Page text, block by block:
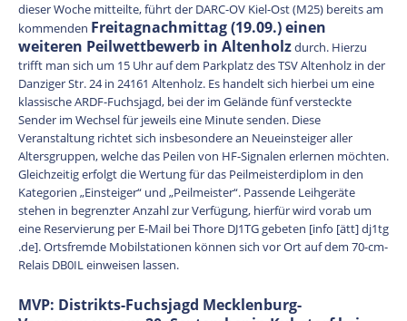
dieser Woche mitteilte, führt der DARC-OV Kiel-Ost (M25) bereits am
kommenden Freitagnachmittag (19.09.) einen
weiteren Peilwettbewerb in Altenholzdurch. Hierzu
trifft man sich um 15 Uhr auf dem Parkplatz des TSV Altenholz in der
Danziger Str. 24 in 24161 Altenholz. Es handelt sich hierbei um eine
klassische ARDF-Fuchsjagd, bei der im Gelände fünf versteckte
Sender im Wechsel für jeweils eine Minute senden. Diese
Veranstaltung richtet sich insbesondere an Neueinsteiger aller
Altersgruppen, welche das Peilen von HF-Signalen erlernen möchten.
Gleichzeitig erfolgt die Wertung für das Peilmeisterdiplom in den
Kategorien „Einsteiger“ und „Peilmeister“. Passende Leihgeräte
stehen in begrenzter Anzahl zur Verfügung, hierfür wird vorab um
eine Reservierung per E-Mail bei Thore DJ1TG gebeten [info [ätt] dj1tg
.de]. Ortsfremde Mobilstationen können sich vor Ort auf dem 70-cm-
Relais DB0IL einweisen lassen.
MVP: Distrikts-Fuchsjagd Mecklenburg-